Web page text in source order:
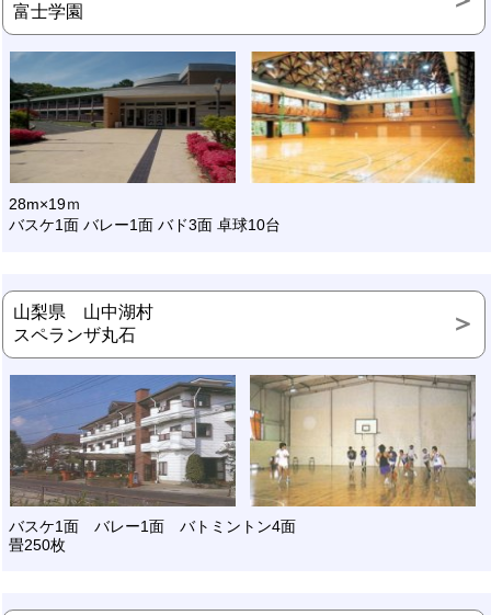
富士学園
28m×19ｍ
バスケ1面 バレー1面 バド3面 卓球10台
山梨県 山中湖村
スペランザ丸石
バスケ1面 バレー1面 バトミントン4面
畳250枚